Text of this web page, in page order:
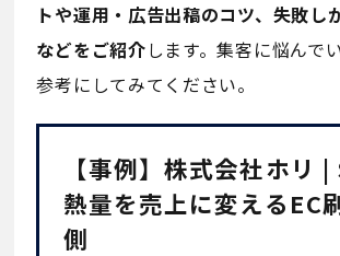
トや運用・広告出稿のコツ、失敗し
などをご紹介します。集客に悩んで
参考にしてみてください。
【事例】株式会社ホリ |
熱量を売上に変えるEC
側